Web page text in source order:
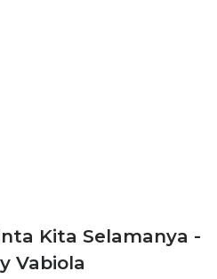
Kita Selamanya -
Vabiola